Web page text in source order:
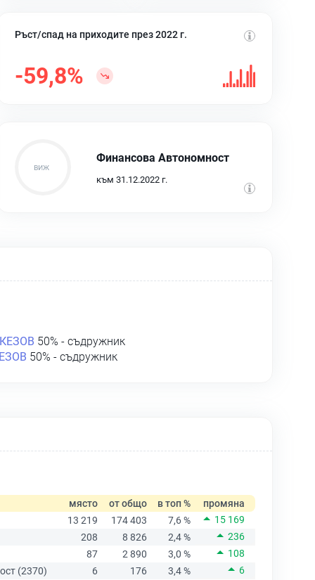
Ръст/спад на приходите през 2022 г.
-59,8%
Финансова Автономност
към 31.12.2022 г.
50% - съдружник
50% - съдружник
място от общо в топ %
промяна
13 219
174 403 7,6 %
15 169
208
8 826 2,4 %
236
87
2 890 3,0 %
108
(2370)
6 176 3,4 % 6